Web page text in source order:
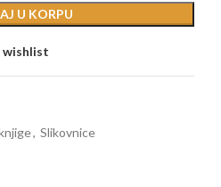
U KORPU
, Slikovnice